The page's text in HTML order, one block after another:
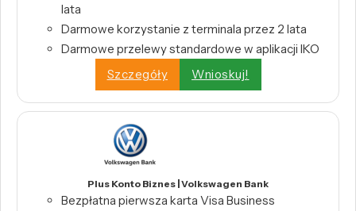
lata
Darmowe korzystanie z terminala przez 2 lata
Darmowe przelewy standardowe w aplikacji IKO
Szczegóły
Wnioskuj!
Plus Konto Biznes | Volkswagen Bank
Bezpłatna pierwsza karta Visa Business